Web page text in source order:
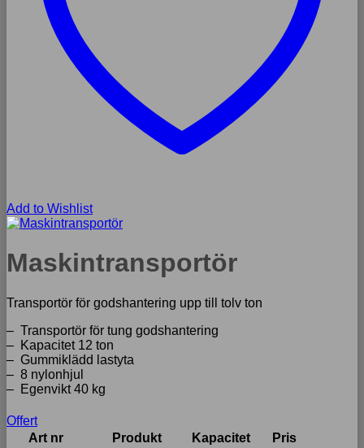
Add to Wishlist
Maskintransportör
Transportör för godshantering upp till tolv ton
– Transportör för tung godshantering
– Kapacitet 12 ton
– Gummiklädd lastyta
– 8 nylonhjul
– Egenvikt 40 kg
Offert
Art nr
Produkt Kapacitet Pris